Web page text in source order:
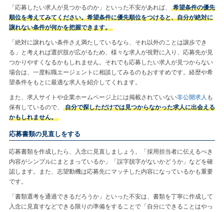
「応募したい求人が見つかるのか」といった不安があれば、
希望条件の優先
順位を考えてみてください。希望条件に優先順位をつけると、自分が絶対に
譲れない条件が何かを把握できます。
「絶対に譲れない条件さえ満たしているなら、それ以外のことは譲歩でき
る」と考えれば選択肢が広がるため、様々な求人が視野に入り、応募先が見
つかりやすくなるかもしれません。それでも応募したい求人が見つからない
場合は、一度転職エージェントに相談してみるのもおすすめです。経歴や希
望条件をもとに最適な求人を紹介してくれます。
また、求人サイトや企業ホームページ上には掲載されていない非公開求人 も
保有しているので、
自分で探しただけでは見つからなかった求人に出会える
かもしれません。
応募書類の見直しをする
応募書類を作成したら、入念に見直しましょう。「採用担当者に伝えるべき
内容がシンプルにまとまっているか」「誤字脱字がないかどうか」などを確
認します。また、志望動機は応募先にマッチした内容になっているかも重要
です。
「書類選考を通過できるだろうか」といった不安は、書類を丁寧に作成して
入念に見直すなどできる限りの準備をすることで「自分にできることはやっ